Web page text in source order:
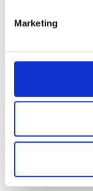
Marketing
Find din